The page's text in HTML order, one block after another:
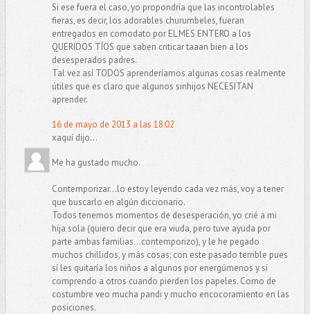
Si ese fuera el caso, yo propondría que las incontrolables
fieras, es decir, los adorables churumbeles, fueran
entregados en comodato por EL MES ENTERO a los
QUERIDOS TÍOS que saben criticar taaan bien a los
desesperados padres.
Tal vez así TODOS aprenderíamos algunas cosas realmente
útiles que es claro que algunos sinhijos NECESITAN
aprender.
16 de mayo de 2013 a las 18:02
xaquí dijo...
Me ha gustado mucho.
Contemporizar...lo estoy leyendo cada vez más, voy a tener
que buscarlo en algún diccionario.
Todos tenemos momentos de desesperación, yo crié a mi
hija sola (quiero decir que era viuda, pero tuve ayuda por
parte ambas familias...contemporizo), y le he pegado
muchos chillidos, y más cosas; con este pasado terrible pues
sí les quitaría los niños a algunos por energúmenos y sí
comprendo a otros cuando pierden los papeles. Como de
costumbre veo mucha pandi y mucho encocoramiento en las
posiciones.